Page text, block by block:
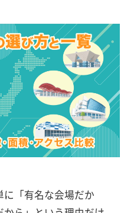
「有名な会場だか